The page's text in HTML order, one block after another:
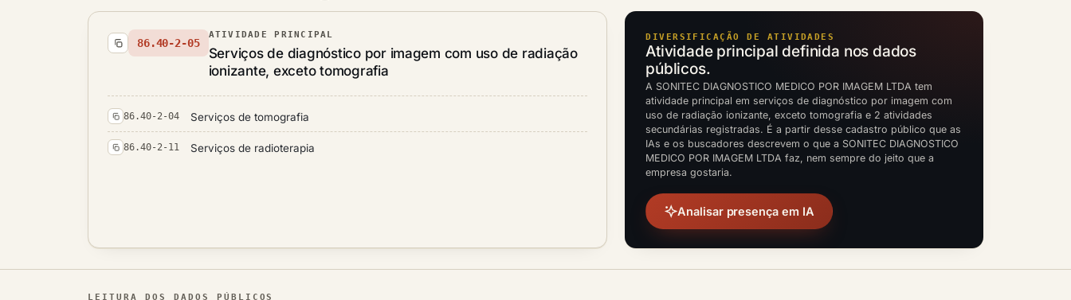
86.40-2-05
ATIVIDADE PRINCIPAL
Serviços de diagnóstico por imagem com uso de radiação
ionizante, exceto tomografia
86.40-2-04 Serviços de tomografia
86.40-2-11 Serviços de radioterapia
DIVERSIFICAÇÃO DE ATIVIDADES
Atividade principal definida nos dados
públicos.
A SONITEC DIAGNOSTICO MEDICO POR IMAGEM LTDA tem
atividade principal em serviços de diagnóstico por imagem com
uso de radiação ionizante, exceto tomografia e 2 atividades
secundárias registradas. É a partir desse cadastro público que as
IAs e os buscadores descrevem o que a SONITEC DIAGNOSTICO
MEDICO POR IMAGEM LTDA faz, nem sempre do jeito que a
empresa gostaria.
Analisar presença em IA
LEITURA DOS DADOS PÚBLICOS